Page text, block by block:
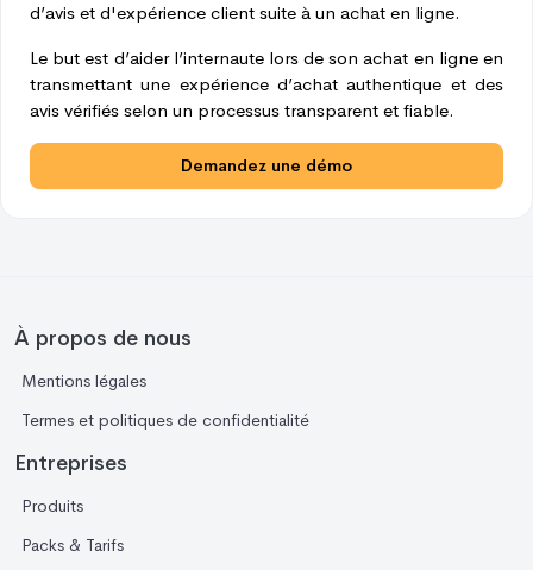
d’avis et d'expérience client suite à un achat en ligne.
Le but est d’aider l’internaute lors de son achat en ligne en
transmettant une expérience d’achat authentique et des
avis vérifiés selon un processus transparent et fiable.
Demandez une démo
À propos de nous
Mentions légales
Termes et politiques de confidentialité
Entreprises
Produits
Packs & Tarifs